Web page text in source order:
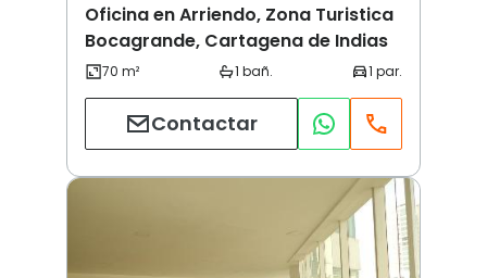
Oficina en Arriendo, Zona Turistica
Bocagrande, Cartagena de Indias
Contactar